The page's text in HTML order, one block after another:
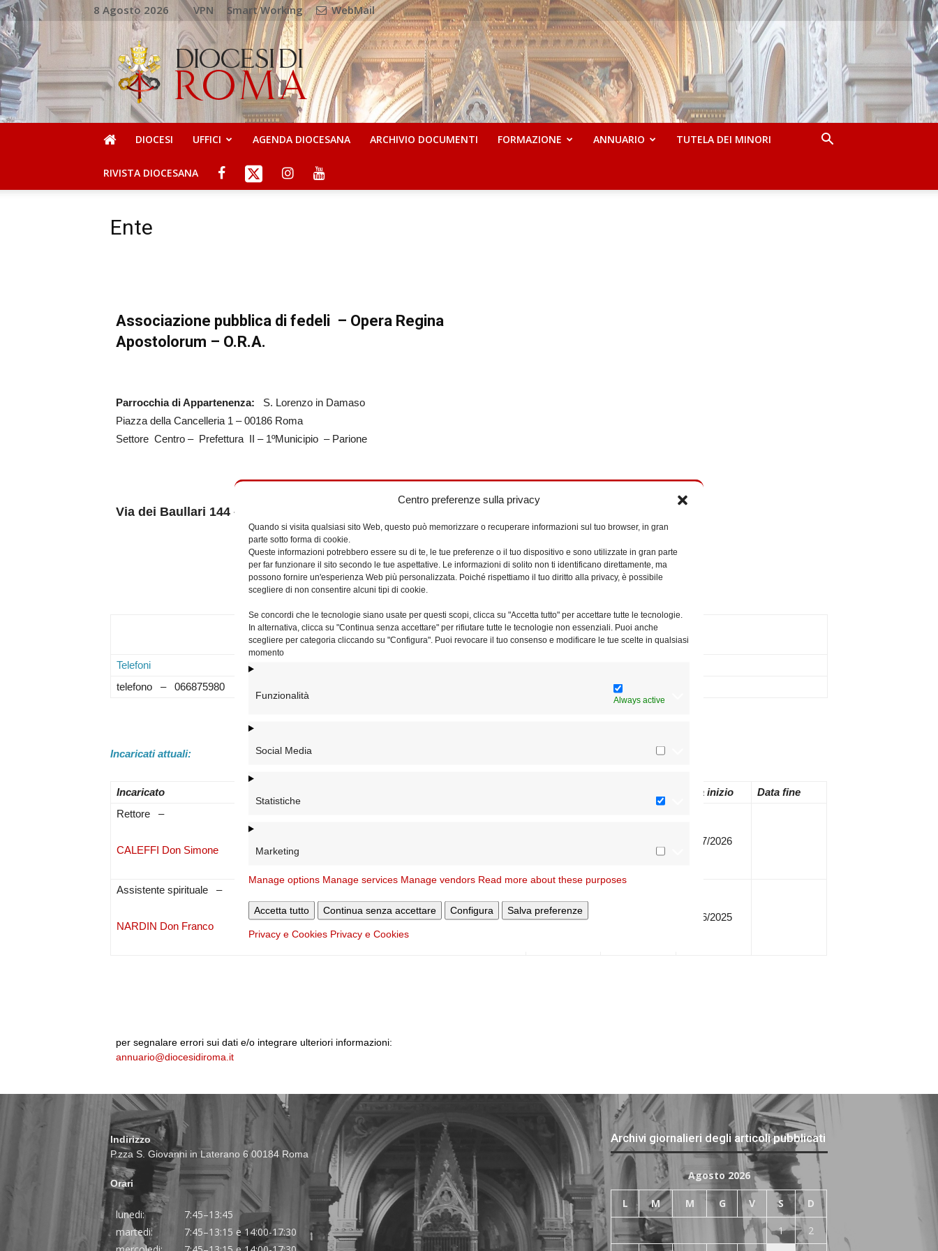
Centro preferenze sulla privacy
Quando si visita qualsiasi sito Web, questo può memorizzare o recuperare informazioni sul tuo browser, in gran
parte sotto forma di cookie.
Queste informazioni potrebbero essere su di te, le tue preferenze o il tuo dispositivo e sono utilizzate in gran parte
per far funzionare il sito secondo le tue aspettative. Le informazioni di solito non ti identificano direttamente, ma
possono fornire un'esperienza Web più personalizzata. Poiché rispettiamo il tuo diritto alla privacy, è possibile
scegliere di non consentire alcuni tipi di cookie.
Se concordi che le tecnologie siano usate per questi scopi, clicca su "Accetta tutto" per accettare tutte le tecnologie.
In alternativa, clicca su "Continua senza accettare" per rifiutare tutte le tecnologie non essenziali. Puoi anche
scegliere per categoria cliccando su "Configura". Puoi revocare il tuo consenso e modificare le tue scelte in qualsiasi
momento
Funzionalità Always active
Social Media
Statistiche
Marketing
Manage options Manage services Manage vendors Read more about these purposes
Accetta tutto Continua senza accettare Configura Salva preferenze
Privacy e Cookies Privacy e Cookies
8 Agosto 2026 VPN Smart Working WebMail
DIOCESI
DI
ROMA
DIOCESI UFFICI AGENDA DIOCESANA ARCHIVIO DOCUMENTI FORMAZIONE ANNUARIO TUTELA DEI MINORI
RIVISTA DIOCESANA
Ente
Associazione pubblica di fedeli – Opera Regina
Apostolorum – O.R.A.
Parrocchia di Appartenenza: S. Lorenzo in Damaso
Piazza della Cancelleria 1 – 00186 Roma
Settore Centro – Prefettura II – 1ºMunicipio – Parione
Via dei Baullari 144 – 00186 Roma
Contatti
Telefoni
telefono – 066875980
www.operareginaapostolorum.it
Incaricati attuali:
Incaricato Data inizio
Data fine
Rettore –
CALEFFI Don Simone
14/07/2026
Assistente spirituale –
NARDIN Don Franco
19/06/2025 19/06/2025
per segnalare errori sui dati e/o integrare ulteriori informazioni:
annuario@diocesidiroma.it
Indirizzo
P.zza S. Giovanni in Laterano 6 00184 Roma
Orari
lunedi:
7:45–13:45
martedi:
7:45–13:15 e 14:00-17:30
Archivi giornalieri degli articoli pubblicati
Agosto 2026
L M M G V S D
1
2